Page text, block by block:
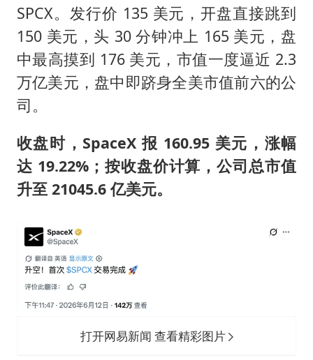
广岛核爆81周年央视播《奥本海默》
台风灿鸿未来对中国无影响
河南某医院2.33亿工程串标案细节披露
立秋的仪式感
“中国蔬菜之乡”最高温达41.8℃
东方之约 相约未来
SPCX。发行价 135 美元，开盘直接跳到
150 美元，头 30 分钟冲上 165 美元，盘
中最高摸到 176 美元，市值一度逼近 2.3
万亿美元，盘中即跻身全美市值前六的公
司。
收盘时，SpaceX 报 160.95 美元，涨幅
达 19.22%；按收盘价计算，公司总市值
升至 21045.6 亿美元。
打开网易新闻 查看精彩图片